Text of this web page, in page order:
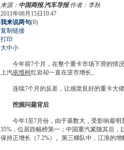
来源： 中国商报.汽车导报作者：李秋
2011年08月15日10:47
我来说两句(0)
复制链接
打印
大中小
今年前7个月，在整个重卡市场下滑的情况
上汽依维柯红岩却一直在逆市增长。
连续7个月的反差，让感觉良好的重卡大佬
挖掘问题背后
今年1至7月份，由于基数大，受影响最明
35%，位居跌幅榜第一；中国重汽紧随其后
保持正增长（7.2%）。第三梯队中， 江淮的增